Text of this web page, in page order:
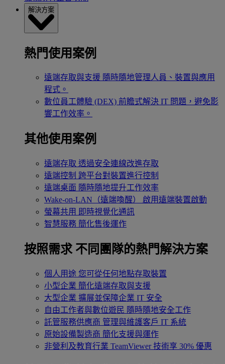
解決方案
熱門使用案例
遠端存取與支援 隨時隨地管理人員、裝置與應用
程式。
數位員工體驗 (DEX) 前瞻式解決 IT 問題，避免影
響工作效率。
其他使用案例
遠端存取 透過安全連線改進存取
遠端控制 跨平台對裝置進行控制
遠端桌面 隨時隨地提升工作效率
Wake-on-LAN（遠端喚醒）
啟用遠端裝置啟動
螢幕共用 即時視覺化通訊
智慧服務 簡化售後運作
按照需求 不同團隊的熱門解決方案
個人用途 您可從任何地點存取裝置
小型企業 簡化遠端存取與支援
大型企業 擴展並保障企業 IT 安全
自由工作者與數位遊民 隨時隨地安全工作
託管服務供應商 管理與維護客戶 IT 系統
原始設備製造商 簡化支援與運作
非營利及教育行業 TeamViewer 技術享 30% 優惠